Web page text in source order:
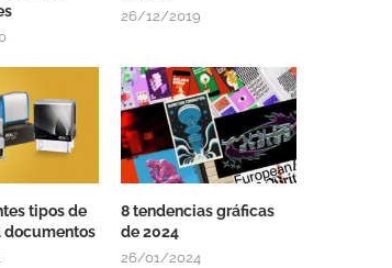
26/12/2019
tipos de
documentos
8 tendencias gráficas
de 2024
26/01/2024